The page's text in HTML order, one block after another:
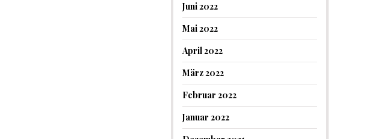
Juni 2022
Mai 2022
April 2022
März 2022
Februar 2022
Januar 2022